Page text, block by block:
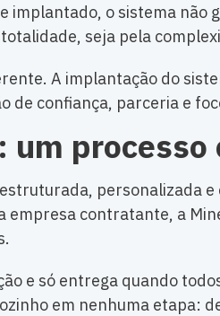
implantado, o sistema
seja pela
A implantação do
de confiança, parceria e
personalizada
contratante, a
e só entrega quando
em nenhuma etapa: